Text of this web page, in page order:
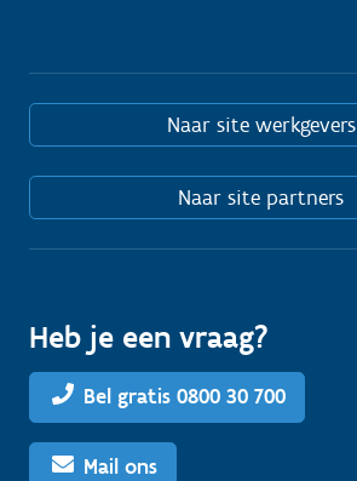
Naar site werkgevers
Naar site partners
Heb je een vraag?
Bel gratis 0800 30 700
Mail ons